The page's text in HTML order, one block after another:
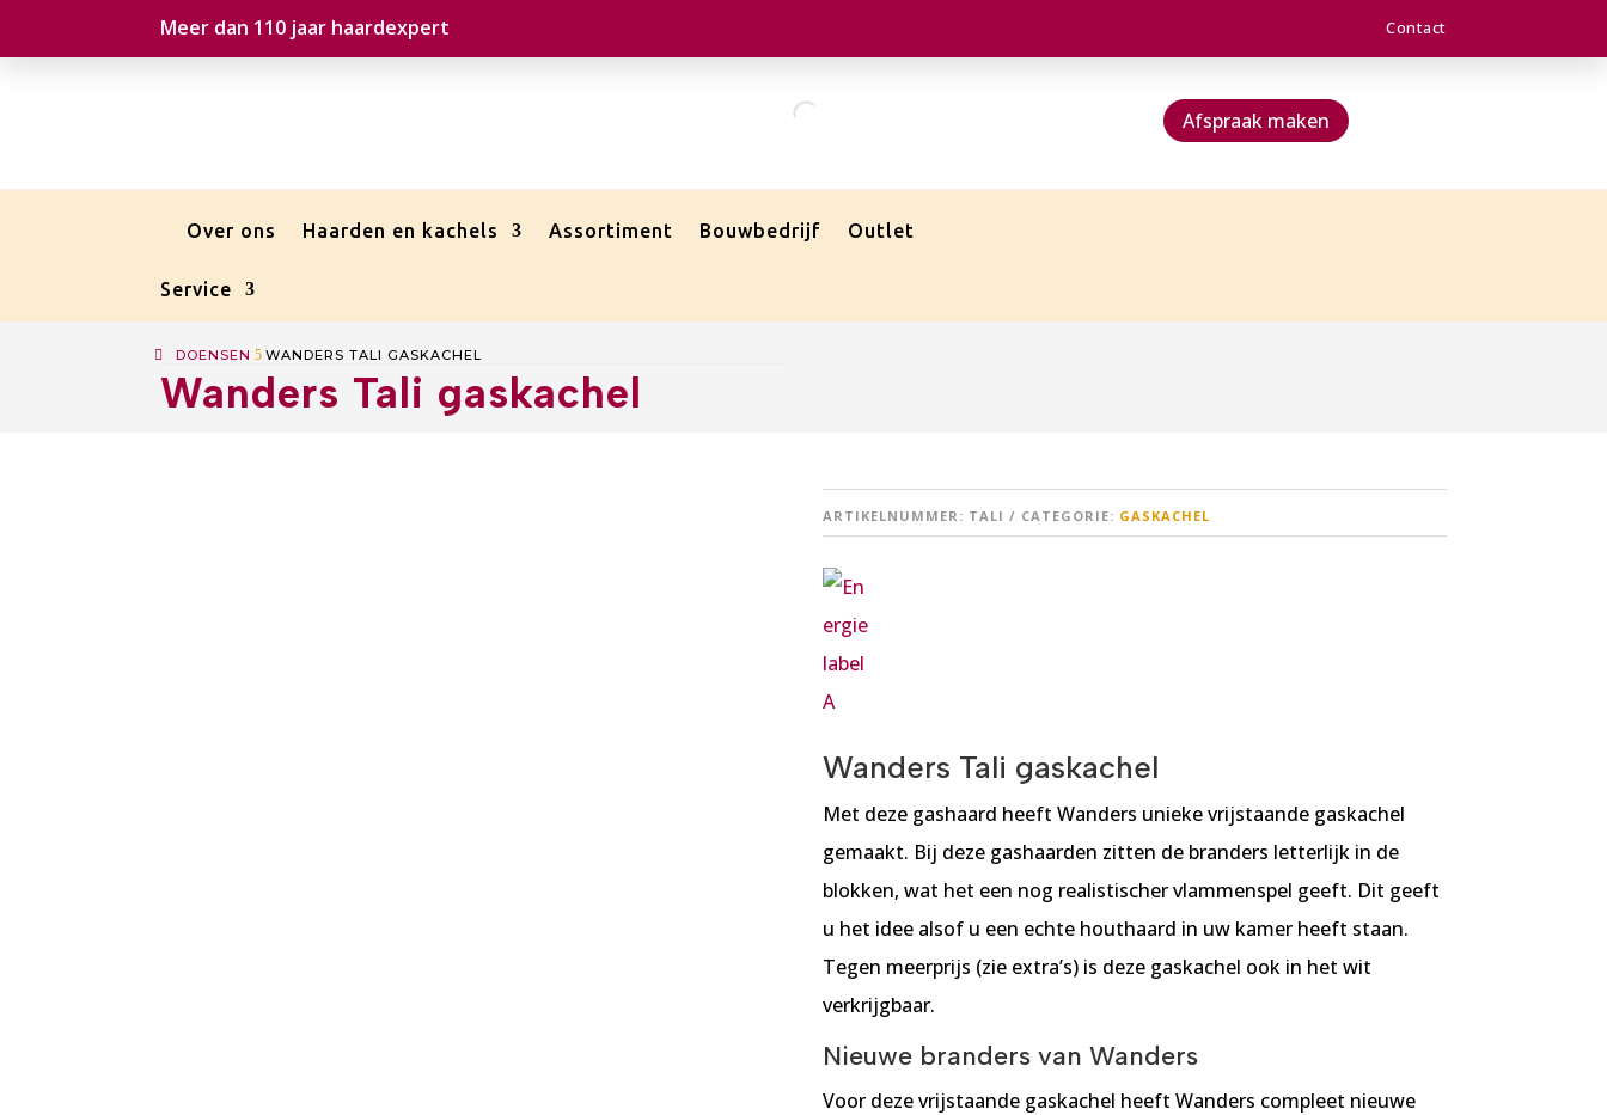
Meer dan 110 jaar haardexpert Contact
Afspraak maken
Over ons Haarden en kachels Assortiment Bouwbedrijf Outlet
Service
DOENSEN 5 WANDERS TALI GASKACHEL
Wanders Tali gaskachel
ARTIKELNUMMER: TALI CATEGORIE: GASKACHEL
Wanders Tali gaskachel
Met deze gashaard heeft Wanders unieke vrijstaande gaskachel
gemaakt. Bij deze gashaarden zitten de branders letterlijk in de
blokken, wat het een nog realistischer vlammenspel geeft. Dit geeft
u het idee alsof u een echte houthaard in uw kamer heeft staan.
Tegen meerprijs (zie extra’s) is deze gaskachel ook in het wit
verkrijgbaar.
Nieuwe branders van Wanders
Voor deze vrijstaande gaskachel heeft Wanders compleet nieuwe